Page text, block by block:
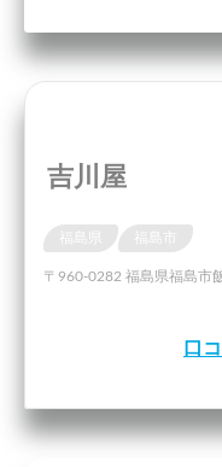
吉川屋
〒960-0282 福島県福島市
口